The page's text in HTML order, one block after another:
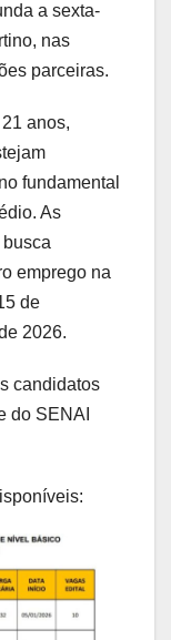
a sexta-
nas
parceiras.
anos,
fundamental
As
emprego na
de
2026.
candidatos
do SENAI